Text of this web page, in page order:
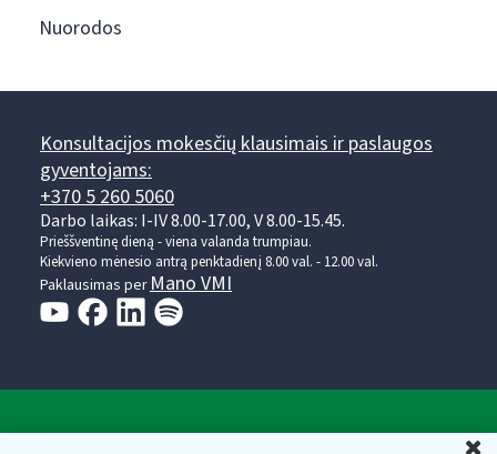
Nuorodos
Konsultacijos mokesčių klausimais ir paslaugos
gyventojams:
+370 5 260 5060
Darbo laikas: I-IV 8.00-17.00, V 8.00-15.45.
Prieššventinę dieną - viena valanda trumpiau.
Kiekvieno mėnesio antrą penktadienį 8.00 val. - 12.00 val.
Paklausimas per Mano VMI